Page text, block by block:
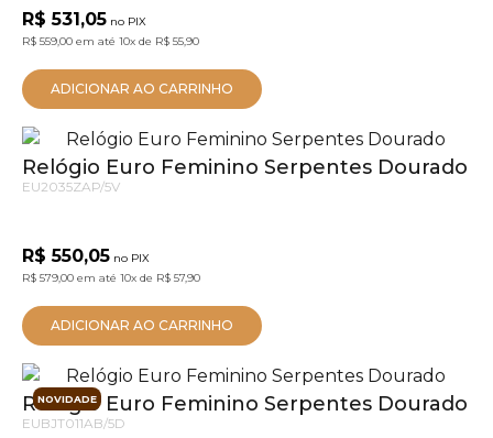
R$ 531,05 no PIX
R$ 559,00 em até 10x de R$ 55,90
ADICIONAR AO CARRINHO
Relógio Euro Feminino Serpentes Dourado
EU2035ZAP/5V
R$ 550,05 no PIX
R$ 579,00 em até 10x de R$ 57,90
ADICIONAR AO CARRINHO
NOVIDADE
Relógio Euro Feminino Serpentes Dourado
EUBJT011AB/5D